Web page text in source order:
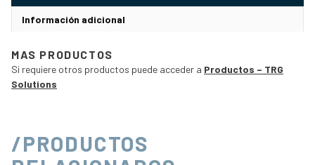
Información adicional
MAS PRODUCTOS
Si requiere otros productos puede acceder a Productos – TRG
Solutions
/PRODUCTOS